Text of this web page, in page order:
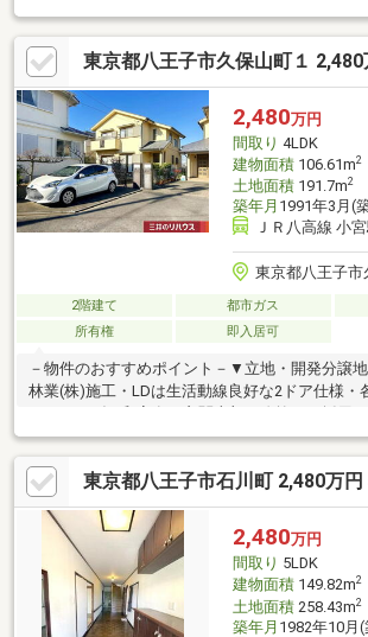
オリジナル商品、及びメーカー設備10年保証
不用の太陽光パネルで家計にも優しい邸宅☆◆
7.595kW搭載☆◆小宮駅まで徒歩9分☆◆お子様
クの距離！小学校まで徒歩約５分です♪◆スーパ
木台店まで徒歩１９分・・・２１時まで営業し
す。◆セブンイレブン八王子田島橋店まで徒歩
Ｓ・Ｄ八王子小宮町店まで徒歩１３分
東京都八王子市久保山町１ 2,480
2,480万円
間取り 4LDK
建物面積106.61m2
土地面積191.7m2
築年月 1991年3月(
ＪＲ八高線 小
東京都八王子市
2階建て 都市ガス
所有権
即入居可
－物件のおすすめポイント－▼立地・開発分譲
林業(株)施工・LDは生活動線良好な2ドア仕様・
ー、南向きテラスで通風良好・ガーデニングな
付▼設備・各階にトイレ・洗面台有▼周辺環境
ス宇津木台店 徒歩6分(約430m)※:管理事務所／土
建物102.06平米、ゴミ置場／土地84.49平米のう
有■ ご希望の住まい探しをお手伝いします
の詳細・ご相談はお気軽にお問い合わせください
東京都八王子市石川町 2,480万円
2,480万円
間取り 5LDK
建物面積149.82m2
土地面積258.43m2
築年月 1982年10月